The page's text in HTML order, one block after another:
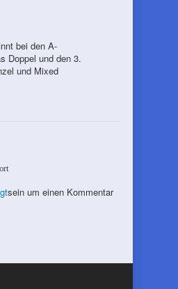
bei den A-
Doppel und den 3.
und Mixed
sein um einen Kommentar